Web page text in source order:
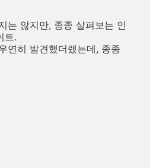
는 않지만, 종종 살펴보는 인
트.
연히 발견했더랬는데, 종종